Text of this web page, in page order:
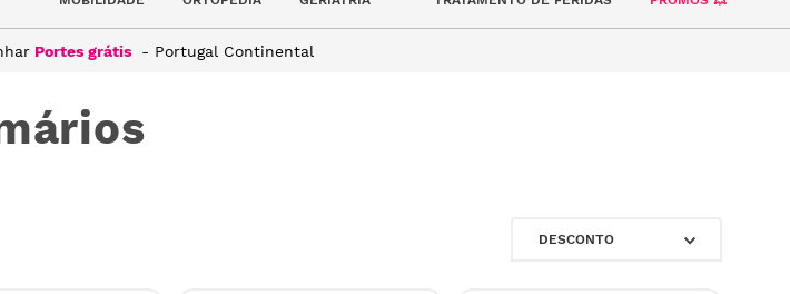
Portes grátis - Portugal Continental
DESCONTO